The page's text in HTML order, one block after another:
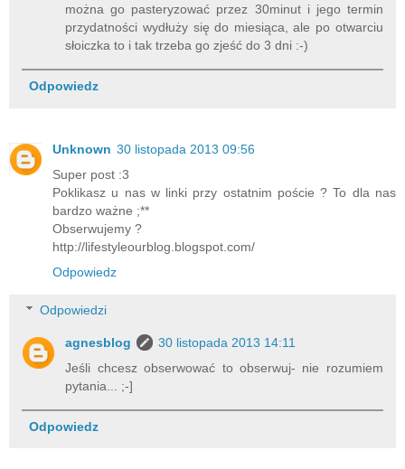
można go pasteryzować przez 30minut i jego termin
przydatności wydłuży się do miesiąca, ale po otwarciu
słoiczka to i tak trzeba go zjeść do 3 dni :-)
Odpowiedz
Unknown 30 listopada 2013 09:56
Super post :3
Poklikasz u nas w linki przy ostatnim poście ? To dla nas
bardzo ważne ;**
Obserwujemy ?
http://lifestyleourblog.blogspot.com/
Odpowiedz
Odpowiedzi
agnesblog
30 listopada 2013 14:11
Jeśli chcesz obserwować to obserwuj- nie rozumiem
pytania... ;-]
Odpowiedz